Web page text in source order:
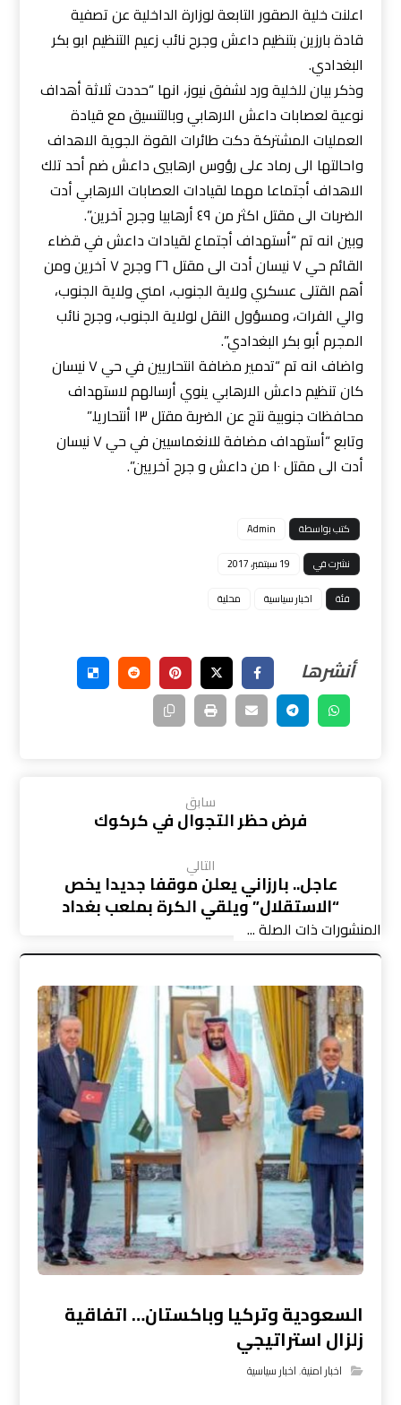
اعلنت خلية الصقور التابعة لوزارة الداخلية عن تصفية
قادة بارزين بتنظيم داعش وجرح نائب زعيم التنظيم ابو بكر
البغدادي.
وذكر بيان للخلية ورد لشفق نيوز، انها “حددت ثلاثة أهداف
نوعية لعصابات داعش الارهابي وبالتنسيق مع قيادة
العمليات المشتركة دكت طائرات القوة الجوية الاهداف
واحالتها الى رماد على رؤوس ارهابيي داعش ضم أحد تلك
الاهداف أجتماعا مهما لقيادات العصابات الارهابي أدت
الضربات الى مقتل اكثر من ٤٩ أرهابيا وجرح آخرين”.
وبين انه تم “أستهداف أجتماع لقيادات داعش في قضاء
القائم حي ٧ نيسان أدت الى مقتل ٢٦ وجرح ٧ آخرين ومن
أهم القتلى عسكري ولاية الجنوب، امني ولاية الجنوب،
والي الفرات، ومسؤول النقل لولاية الجنوب، وجرح نائب
المجرم أبو بكر البغدادي”.
واضاف انه تم “تدمير مضافة انتحاريين في حي ٧ نيسان
كان تنظيم داعش الارهابي ينوي أرسالهم لاستهداف
محافظات جنوبية نتج عن الضربة مقتل ١٣ أنتحاريا.”
وتابع “أستهداف مضافة للانغماسيين في حي ٧ نيسان
أدت الى مقتل ١٠ من داعش و جرح آخريين”.
كتب بواسطة
Admin
نشرت في
19 سبتمبر، 2017
فئة
اخبار سياسية محلية
سابق
فرض حظر التجوال في كركوك
التالي
عاجل.. بارزاني يعلن موقفا جديدا يخص
“الاستقلال” ويلقي الكرة بملعب بغداد
المنشورات ذات الصلة ...
السعودية وتركيا وباكستان… اتفاقية
زلزال استراتيجي
اخبار امنية,اخبار سياسية